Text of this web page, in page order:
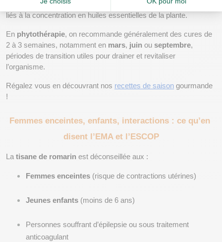
consommation excessive
peut entraîner des effets indésirables
liés à la concentration en huiles essentielles de la plante.
En phytothérapie, on recommande généralement des cures de
2 à 3 semaines, notamment en mars, juin ou septembre,
périodes de transition utiles pour drainer et revitaliser
l’organisme.
Régalez vous en découvrant nos recettes de saison gourmande
!
Femmes enceintes, enfants, interactions : ce qu’en
disent l’EMA et l’ESCOP
La tisane de romarin est déconseillée aux :
Femmes enceintes (risque de contractions utérines)
Jeunes enfants (moins de 6 ans)
Personnes souffrant d’épilepsie ou sous traitement
anticoagulant